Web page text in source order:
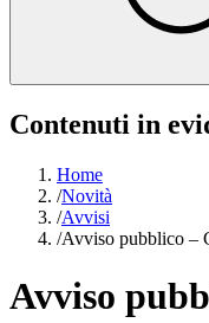
Contenuti in
Home
/Novità
/Avvisi
/Avviso pubblico –
Avviso